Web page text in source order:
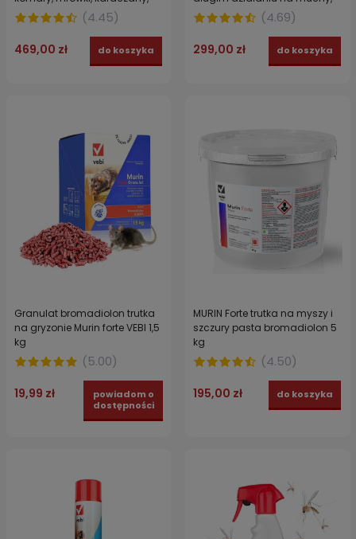
chrząszcze DURACID EC 500
ml
(4.45)
469,00 zł do koszyka
komary, kleszcze
(4.69)
299,00 zł do koszyka
Granulat bromadiolon trutka
na gryzonie Murin forte VEBI 1,5
kg
(5.00)
19,99 zł
powiadom o
dostępności
MURIN Forte trutka na myszy i
szczury pasta bromadiolon 5
kg
(4.50)
195,00 zł do koszyka